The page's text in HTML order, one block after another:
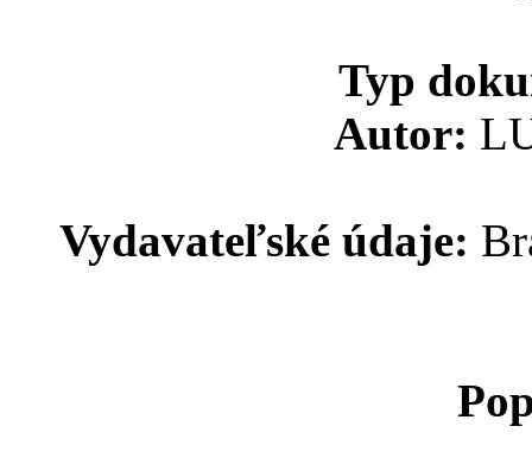
Typ
Autor:
Vydavateľské údaje: